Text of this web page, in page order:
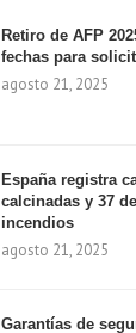
Retiro de AFP
fechas para
agosto 21, 2025
España registra
calcinadas y 37
incendios
agosto 21, 2025
Garantías de